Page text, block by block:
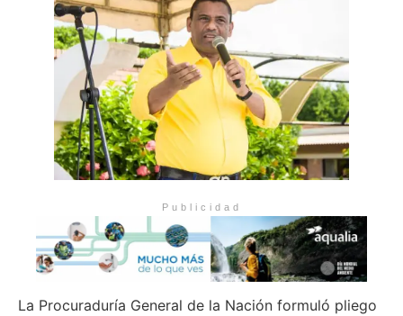
Publicidad
La Procuraduría General de la Nación formuló pliego